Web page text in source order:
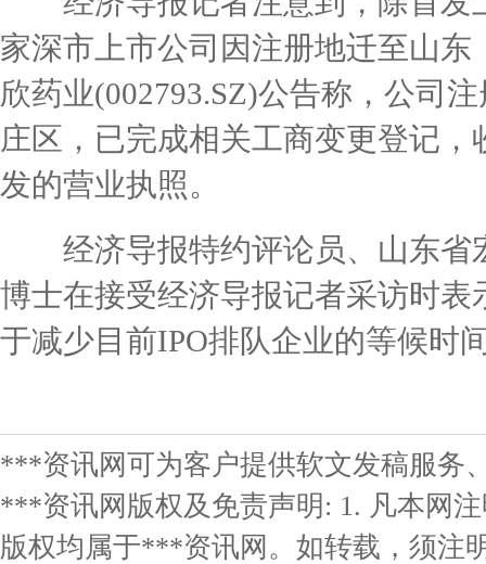
家深市上市公司因注册地迁至山
欣药业(002793.SZ)公告称，公司
庄区，已完成相关工商变更登记
发的营业执照。
经济导报特约评论员、山东省
博士在接受经济导报记者采访时
于减少目前IPO排队企业的等候时
***资讯网可为客户提供软文发稿服务
***资讯网版权及免责声明: 1. 凡本网
版权均属于***资讯网。如转载，须注